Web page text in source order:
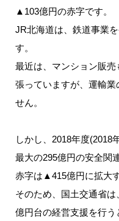
▲103億円の赤字です。
JR北海道は、鉄道事業
す。
最近は、マンション販
張っていますが、運輸
せん。
しかし、2018年度(2018
最大の295億円の安全関
赤字は▲415億円に拡大
そのため、国土交通省
億円台の経営支援を行う